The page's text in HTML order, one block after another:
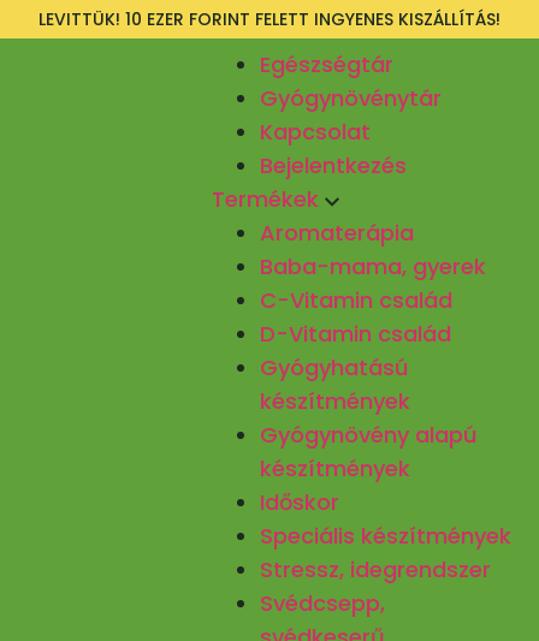
LEVITTÜK! 10 EZER FORINT FELETT INGYENES KISZÁLLÍTÁS!
Egészségtár
Gyógynövénytár
Kapcsolat
Bejelentkezés
Termékek
Aromaterápia
Baba-mama, gyerek
C-Vitamin család
D-Vitamin család
Gyógyhatású
készítmények
Gyógynövény alapú
készítmények
Időskor
Speciális készítmények
Stressz, idegrendszer
Svédcsepp,